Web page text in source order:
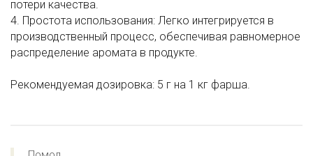
потери качества.
4. Простота использования: Легко интегрируется в
производственный процесс, обеспечивая равномерное
распределение аромата в продукте.
Рекомендуемая дозировка: 5 г на 1 кг фарша.